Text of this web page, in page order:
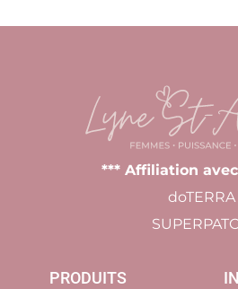
*** Affiliation
doTERRA
PRODUITS